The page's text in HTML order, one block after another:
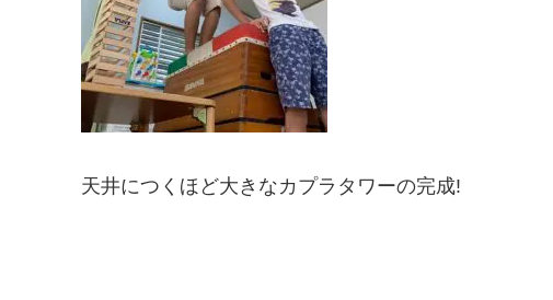
天井につくほど大きなカプラタワーの完成!